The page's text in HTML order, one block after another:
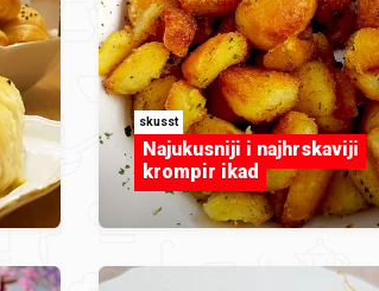
skusst
Najukusniji i najhrskaviji
krompir ikad